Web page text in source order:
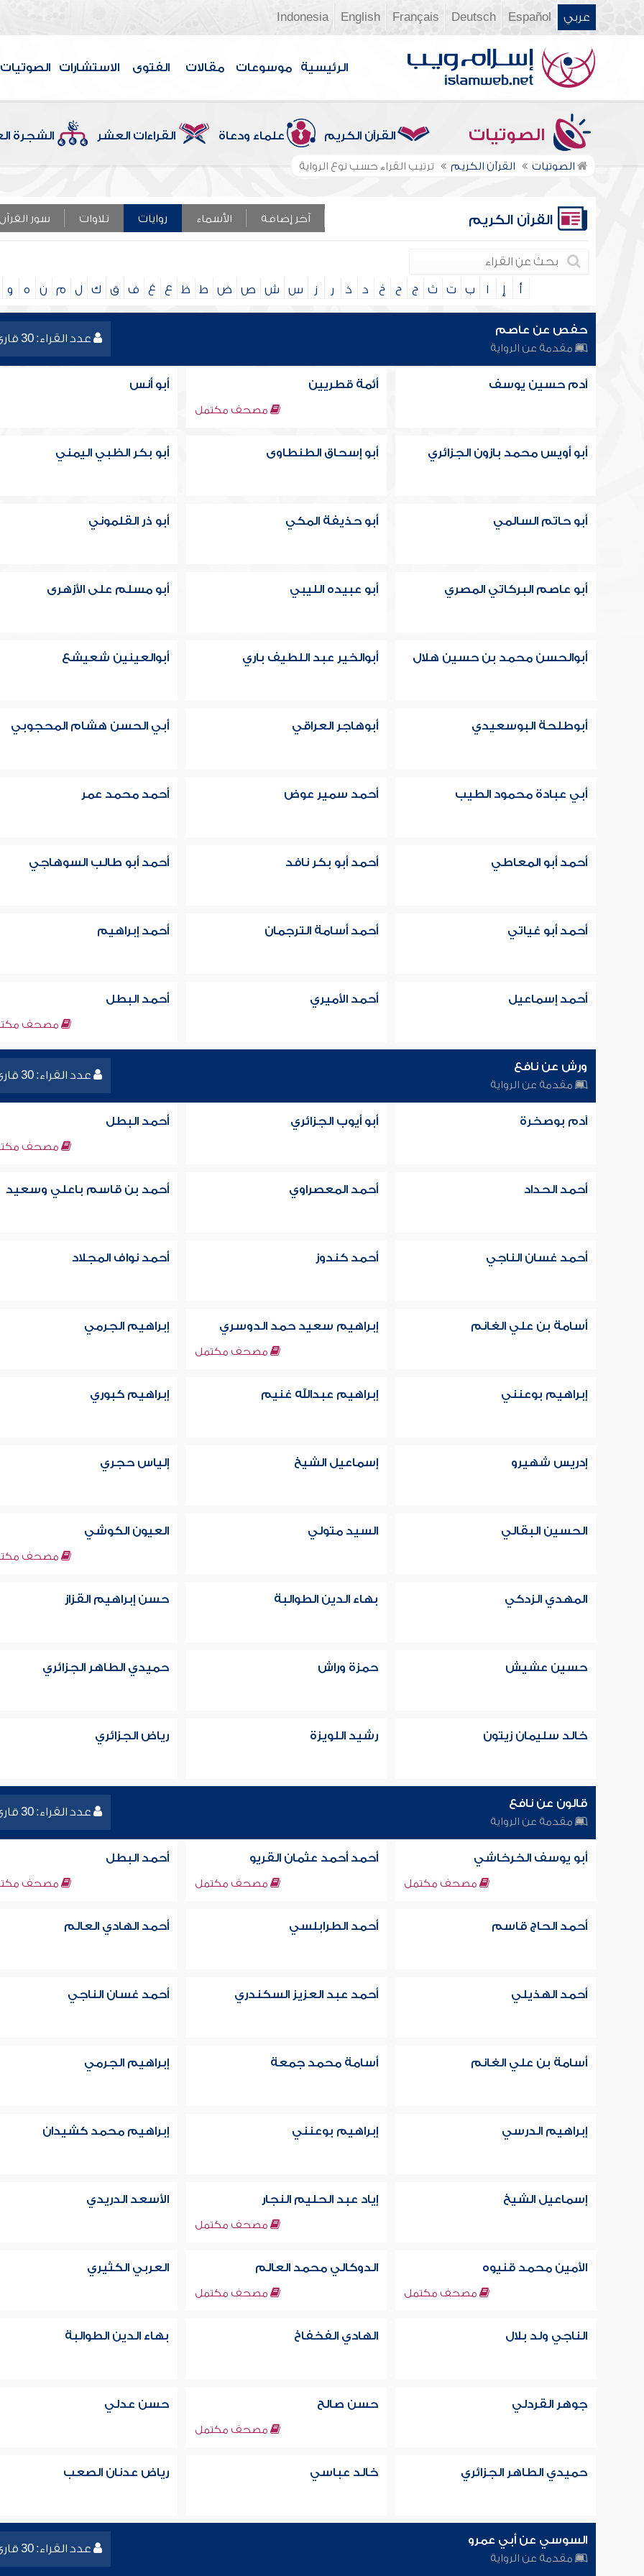
عربي Español
Deutsch
Français
English
Indonesia
الرئيسية موسوعات مقالات الفتوى الاستشارات الصوتيات
الصوتيات القرآن الكريم علماء ودعاة القراءات العشر الشجرة
الصوتيات القرآن الكريم ترتيب القراء حسب نوع الرواية
القرآن الكريم آخر إضافة الأسماء روايات تلاوات سور
أ إ ا ب ت ث ج ح خ د ذ ر ز س ش ص ض ط ظ ع غ ف ق ك ل م ن ه و
عدد القراء: 30 قارئ
حفص عن عاصم
مقدمة عن الرواية
آدم حسين يوسف أئمة قطريين
مصحف مكتمل
أبو أنس
أبو أويس محمد بازون الجزائري أبو إسحاق الطنطاوى أبو بكر الظبي اليمني
أبو حاتم السالمي أبو حذيفة المكي أبو ذر القلموني
أبو عاصم البركاتي المصري أبو عبيده الليبي أبو مسلم على الأزهرى
أبوالحسن محمد بن حسين هلال أبوالخير عبد اللطيف باري أبوالعينين شعيشع
أبوطلحة البوسعيدي أبوهاجر العراقي أبي الحسن هشام المحجوبي
أبي عبادة محمود الطيب أحمد سمير عوض أحمد محمد عمر
أحمد أبو المعاطي أحمد أبو بكر نافد أحمد أبو طالب السوهاجي
أحمد أبو غياتي أحمد أسامة الترجمان أحمد إبراهيم
أحمد إسماعيل أحمد الأميري أحمد البطل
مصحف
عدد القراء: 30 قارئ
ورش عن نافع
مقدمة عن الرواية
آدم بوصخرة أبو أيوب الجزائري أحمد البطل
مصحف
أحمد الحداد أحمد المعصراوي أحمد بن قاسم باعلي وسعيد
أحمد غسان الناجي أحمد كندوز أحمد نواف المجلاد
أسامة بن علي الغانم إبراهيم سعيد حمد الدوسري
مصحف مكتمل
إبراهيم الجرمي
إبراهيم بوعنني إبراهيم عبدالله غنيم إبراهيم كبوري
إدريس شهيرو إسماعيل الشيخ إلياس حجري
الحسين البقالي السيد متولي العيون الكوشي
مصحف
المهدي الزدكي بهاء الدين الطوالبة حسن إبراهيم القزاز
حسين عشيش حمزة وراش حميدي الطاهر الجزائري
خالد سليمان زيتون رشيد اللويزة رياض الجزائري
عدد القراء: 30 قارئ
قالون عن نافع
مقدمة عن الرواية
أبو يوسف الخرخاشي
مصحف مكتمل
أحمد أحمد عثمان القريو
مصحف مكتمل
أحمد البطل
مصحف
أحمد الحاج قاسم أحمد الطرابلسي أحمد الهادي العالم
أحمد الهذيلي أحمد عبد العزيز السكندري أحمد غسان الناجي
أسامة بن علي الغانم أسامة محمد جمعة إبراهيم الجرمي
إبراهيم الدرسي إبراهيم بوعنني إبراهيم محمد كشيدان
إسماعيل الشيخ إياد عبد الحليم النجار
مصحف مكتمل
الأسعد الدريدي
الأمين محمد قنيوه
مصحف مكتمل
الدوكالي محمد العالم
مصحف مكتمل
العربي الكثيري
الناجي ولد بلال الهادي الفخفاخ بهاء الدين الطوالبة
جوهر القردلي حسن صالح
مصحف مكتمل
حسن عدلي
حميدي الطاهر الجزائري خالد عباسي رياض عدنان الصعب
عدد القراء: 30 قارئ
السوسي عن أبي عمرو
مقدمة عن الرواية